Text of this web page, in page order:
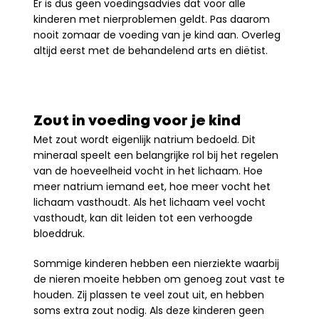
Er is dus geen voedingsadvies dat voor alle
kinderen met nierproblemen geldt. Pas daarom
nooit zomaar de voeding van je kind aan. Overleg
altijd eerst met de behandelend arts en diëtist.
Zout in voeding voor je kind
Met zout wordt eigenlijk natrium bedoeld. Dit
mineraal speelt een belangrijke rol bij het regelen
van de hoeveelheid vocht in het lichaam. Hoe
meer natrium iemand eet, hoe meer vocht het
lichaam vasthoudt. Als het lichaam veel vocht
vasthoudt, kan dit leiden tot een verhoogde
bloeddruk.
Sommige kinderen hebben een nierziekte waarbij
de nieren moeite hebben om genoeg zout vast te
houden. Zij plassen te veel zout uit, en hebben
soms extra zout nodig. Als deze kinderen geen